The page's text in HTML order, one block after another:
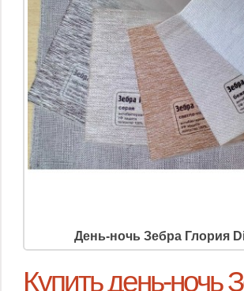
День-ночь Зебра Глория
Купить день-ночь